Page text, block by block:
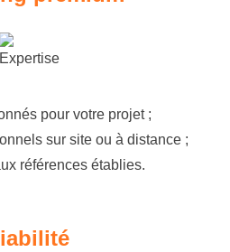
pour votre projet ;
sur site ou à distance ;
références établies.